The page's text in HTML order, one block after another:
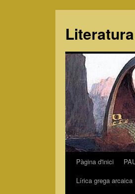
VésPàgina d'inici
Lírica grega arcaica